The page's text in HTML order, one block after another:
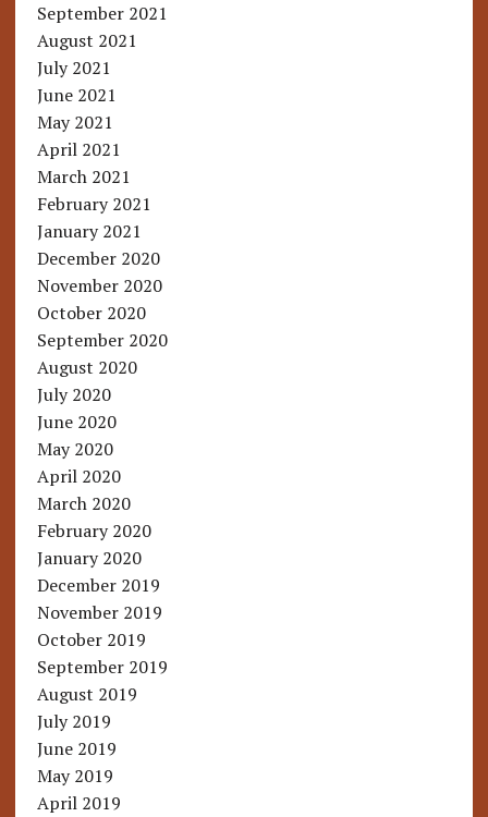
September 2021
August 2021
July 2021
June 2021
May 2021
April 2021
March 2021
February 2021
January 2021
December 2020
November 2020
October 2020
September 2020
August 2020
July 2020
June 2020
May 2020
April 2020
March 2020
February 2020
January 2020
December 2019
November 2019
October 2019
September 2019
August 2019
July 2019
June 2019
May 2019
April 2019